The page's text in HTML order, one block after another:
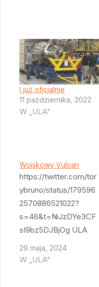
I już oficjalnie
11 października, 2022
W „ULA"
Wojskowy Vulcan
https://twitter.com/tor
ybruno/status/179596
2570886521022?
s=46&t=NiJzDYe3CF
sI9bz5DJBjOg ULA
wyraźnie nie ma
wątpliwości że drugi
29 maja, 2024
W „ULA"